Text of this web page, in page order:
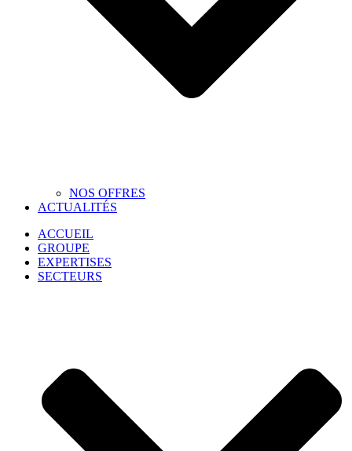
NOS OFFRES
ACTUALITÉS
ACCUEIL
GROUPE
EXPERTISES
SECTEURS